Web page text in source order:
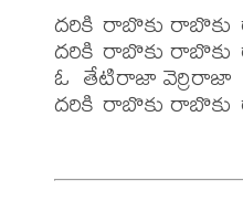
దరికి రాబొకు
దరికి రాబొకు
ఓ  తేటిరాజా వెర్రిరాజా
దరికి రాబొకు